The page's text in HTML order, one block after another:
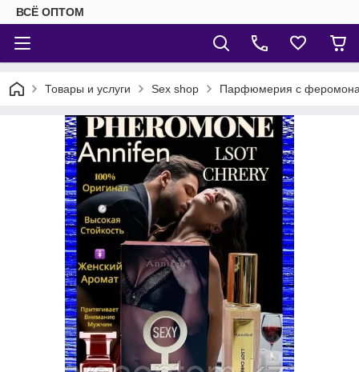
ВСЁ ОПТОМ
Товары и услуги Sex shop Парфюмерия с